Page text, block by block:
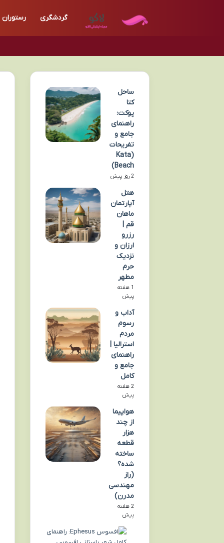
گردشگری رستوران
ساحل
کتا
پوکت:
راهنمای
جامع و
تفریحات
(Kata
Beach)
2 روز پیش
هتل
آپارتمان
ماهان
قم |
رزرو
ارزان و
نزدیک
حرم
مطهر
1 هفته
پیش
آداب و
رسوم
مردم
استرالیا |
راهنمای
جامع و
کامل
2 هفته
پیش
هواپیما
از چند
هزار
قطعه
ساخته
شده؟
(راز
مهندسی
مدرن)
2 هفته
پیش